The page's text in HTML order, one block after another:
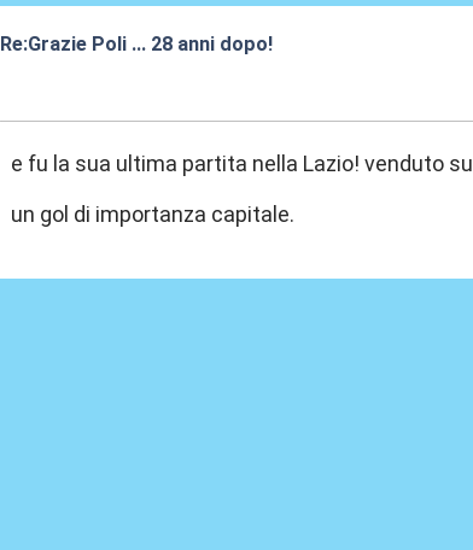
Re:Grazie Poli ... 28 anni dopo!
e fu la sua ultima partita nella Lazio! venduto
un gol di importanza capitale.